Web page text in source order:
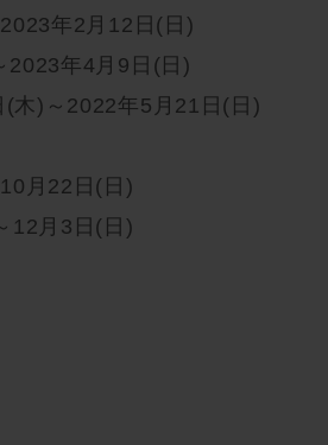
年2月12日(日)
2023年4月9日(日)
木)～2022年5月21日(日)
月22日(日)
12月3日(日)